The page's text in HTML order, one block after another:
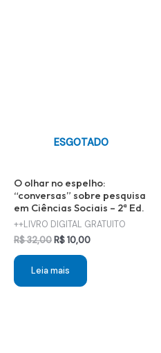
ESGOTADO
O olhar no espelho:
“conversas” sobre pesquisa
em Ciências Sociais – 2ª Ed.
++LIVRO DIGITAL GRATUITO
R$32,00O
era:
R$ 32,00.
R$10,00O
Leia mais